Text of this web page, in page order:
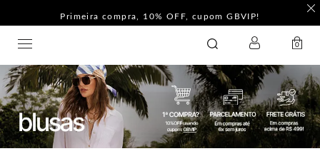
Primeira compra, 10% OFF, cupom GBVIP!
0